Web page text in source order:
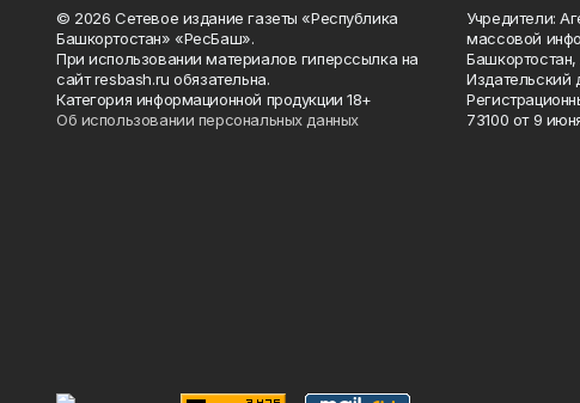
© 2026 Сетевое издание газеты «Республика
Башкортостан» «РесБаш».
При использовании материалов гиперссылка на
сайт resbash.ru обязательна.
Категория информационной продукции 18+
Об использовании персональных данных
Учредители:
массовой
Издательский
73100 от 9